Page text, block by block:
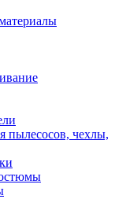
пылесосов, чехлы,